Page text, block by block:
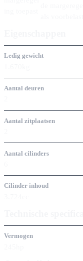
Ledig gewicht
Aantal deuren
Aantal zitplaatsen
Aantal cilinders
Cilinder inhoud
Vermogen